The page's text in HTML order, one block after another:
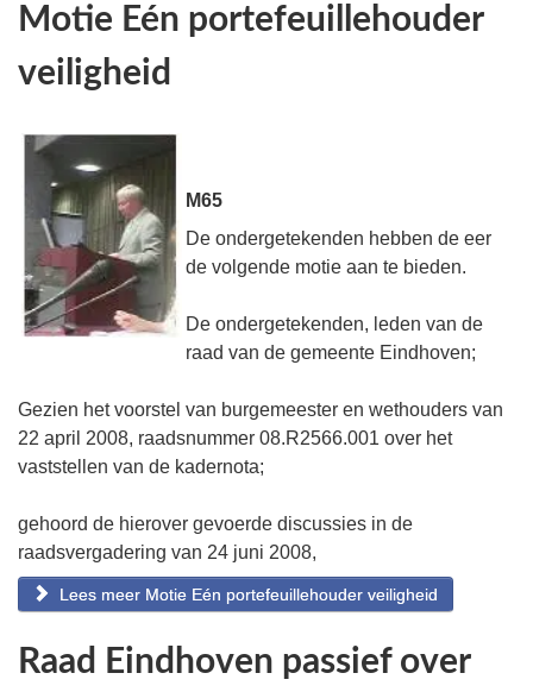
Motie Eén portefeuillehouder
veiligheid
M65
De ondergetekenden hebben de eer
de volgende motie aan te bieden.
De ondergetekenden, leden van de
raad van de gemeente Eindhoven;
Gezien het voorstel van burgemeester en wethouders van
22 april 2008, raadsnummer 08.R2566.001 over het
vaststellen van de kadernota;
gehoord de hierover gevoerde discussies in de
raadsvergadering van 24 juni 2008,
Lees meer Motie Eén portefeuillehouder veiligheid
Raad Eindhoven passief over